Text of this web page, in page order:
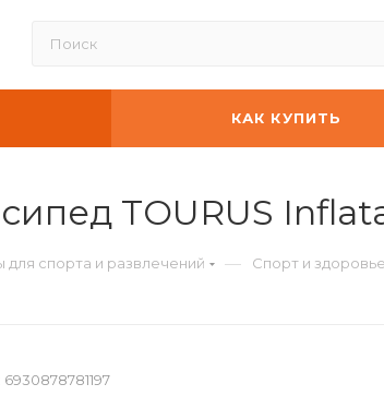
КАК КУПИТЬ
TOURUS
для спорта и развлечений — Спорт и здоровье
6930878781197